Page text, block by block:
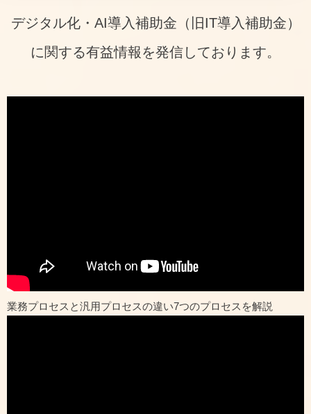
デジタル化・AI導入補助金（旧IT導入補助金）
に関する有益情報を発信しております。
業務プロセスと汎用プロセスの違い7つのプロセスを解説